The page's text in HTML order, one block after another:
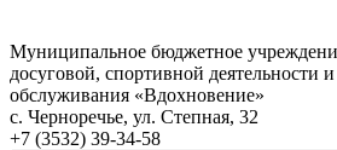
Муниципальное бюджетное
досуговой, спортивной деятельности
обслуживания «Вдохновение»
с. Черноречье, ул. Степная, 32
+7 (3532) 39-34-58